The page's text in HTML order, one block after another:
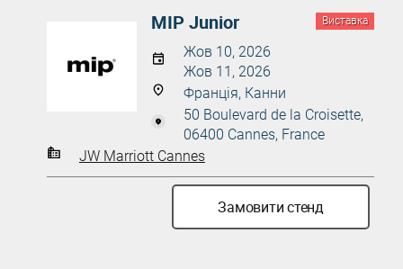
Виставка
MIP Junior
Жов 10, 2026
Жов 11, 2026
Франція, Канни
50 Boulevard de la Croisette,
06400 Cannes, France
JW Marriott Cannes
Замовити стенд